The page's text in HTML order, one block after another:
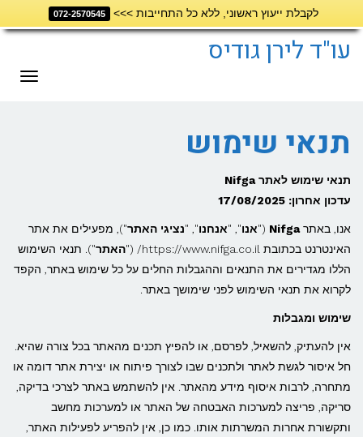
לקבלת ייעוץ ראשוני, ללא כל התחייבות >>> 072-2570545
לתוכןעו"ד לירן גודיס
תנאי שימוש
תנאי שימוש לאתר Nifga
עדכון אחרון: 17/08/2025
אנו, באתרNifga
("אנו", "אנחנו", "נציגי האתר"), מפעילים את אתר
האינטרנט בכתובת https://www.nifga.co.il/ ("
האתר"). תנאי השימוש
הללו מגדירים את התנאים וההגבלות החלים על כל שימוש באתר, הקפד
לקרוא את תנאי השימוש לפני שימושך באתר.
שימוש ומגבלות
אין להעתיק, להשאיל, לפרסם, או להפיץ תכנים מהאתר בכל צורה שהיא.
חל איסור לגשת לאתר ולתכנים שבו לצורך פיתוח או יצירת אתר דומה או
מתחרה, לרבות איסוף מידע מהאתר. אין להשתמש באתר לצרכי בדיקה,
סריקה, פריצה למערכות האבטחה של האתר או למערכות מחשב
ותקשורת אחרות המשרתות אותו. כמו כן, אין להפריע לפעילות האתר,